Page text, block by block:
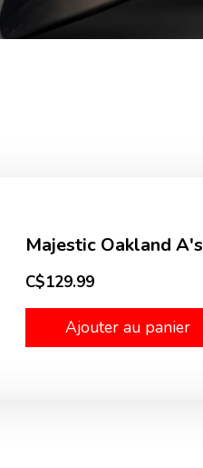
Majestic Oakland
C$129.99
Ajouter au panier